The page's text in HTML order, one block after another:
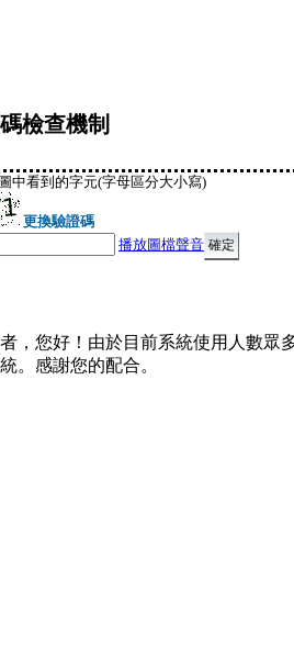
檢查機制
中看到的字元(字母區分大小寫)
更換驗證碼
播放圖檔聲音
，您好！由於目前系統使用人數眾
。感謝您的配合。